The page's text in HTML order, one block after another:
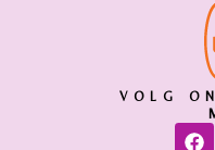
VOLG